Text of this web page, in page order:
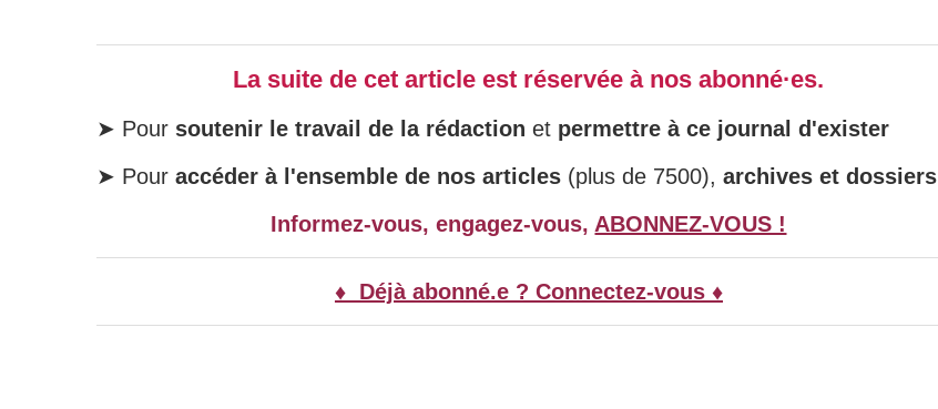
La suite de cet article est réservée à nos abonné·es.
➤ Pour soutenir le travail de la rédaction et permettre à ce journal d'exister
➤ Pour accéder à l'ensemble de nos articles (plus de 7500), archives et dossiers
Informez-vous, engagez-vous, ABONNEZ-VOUS !
♦ Déjà abonné.e ? Connectez-vous ♦